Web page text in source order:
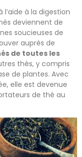
à la digestion
deviennent de
soucieuses de
auprès de
de toutes les
thés, y compris
de plantes. Avec
elle est devenue
de thé au